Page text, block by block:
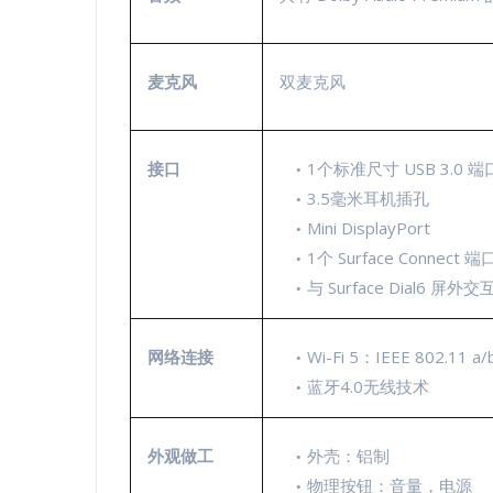
麦克风 双麦克风
接口
1个标准尺寸 USB 3.0 端
3.5毫米耳机插孔
Mini DisplayPort
1个 Surface Connect 端
与 Surface Dial6 屏外交
网络连接
Wi-Fi 5：IEEE 802.11
蓝牙4.0无线技术
外观做工
外壳：铝制
物理按钮：音量，电源